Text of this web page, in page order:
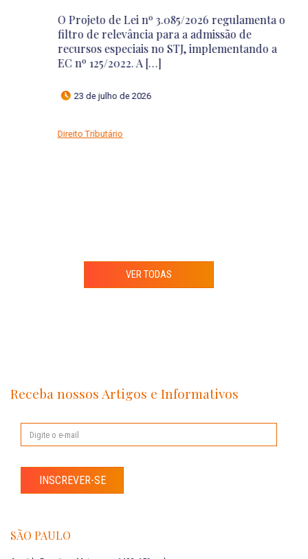
O Projeto de Lei nº 3.085/2026 regulamenta o
filtro de relevância para a admissão de
recursos especiais no STJ, implementando a
EC nº 125/2022. A […]
23 de julho de 2026
Direito Tributário
VER TODAS
Receba nossos Artigos e Informativos
INSCREVER-SE
SÃO PAULO